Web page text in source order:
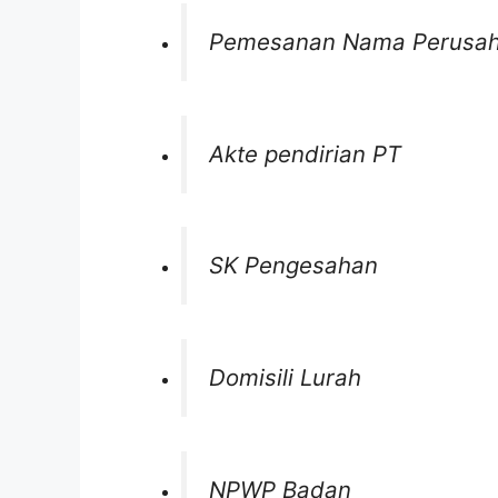
Pemesanan Nama
Akte pendirian PT
SK Pengesahan
Domisili Lurah
NPWP Badan